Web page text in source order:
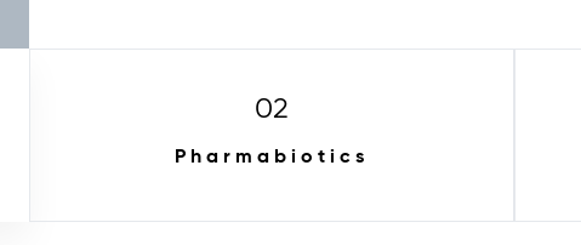
02
Pharmabiotics